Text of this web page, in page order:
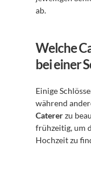
ab.
Welche
bei einer
Einige
während
Caterer zu
frühzeitig, um
Hochzeit zu